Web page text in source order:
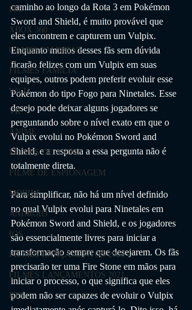
PS3
XBOX 360
GAMES EM BREVE
FILMES FAMÍLIA
Wii U
VR
ANIME
FILMES DE ANIME
FILME DE ESPIONAGEM
MOBILE
ANDROID
IOS
FILMES LANÇAMENTOS 2020
FILMES LANÇAMENTOS 2021
RTS
caminho ao longo da Rota 3 em Pokémon
Sword and Shield, é muito provável que
eles encontrem e capturem um Vulpix.
Enquanto muitos desses fãs sem dúvida
ficarão felizes com um Vulpix em suas
equipes, outros podem preferir evoluir esse
Pokémon do tipo Fogo para Ninetales. Esse
desejo pode deixar alguns jogadores se
perguntando sobre o nível exato em que o
Vulpix evolui no Pokémon Sword and
Shield, e a resposta a essa pergunta não é
totalmente direta.
Para simplificar, não há um nível definido
no qual Vulpix evolui para Ninetales em
Pokémon Sword and Shield, e os jogadores
são essencialmente livres para iniciar a
transformação sempre que desejarem. Os fãs
precisarão ter uma Fire Stone em mãos para
iniciar o processo, o que significa que eles
podem não ser capazes de evoluir o Vulpix